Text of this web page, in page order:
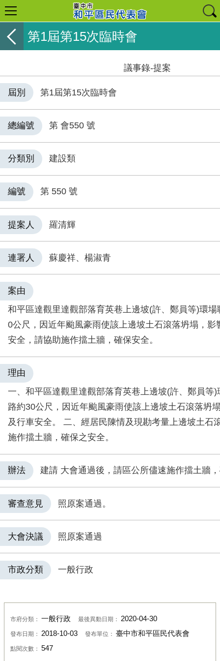
第1屆第15次臨時會
議事錄-提案
屆別 第1屆第15次臨時會
總編號 第 會550 號
分類別 建設類
編號 第 550 號
提案人 羅清輝
連署人 蘇慶祥、楊淑青
案由
和平區達觀里達觀部落育英巷上邊坡(許、鄭員等)環
0公尺，因近年颱風豪雨使該上邊坡土石滾落坍塌，影
安全，請協助施作擋土牆，確保安全。
理由
一、和平區達觀里達觀部落育英巷上邊坡(許、鄭員等
路約30公尺，因近年颱風豪雨使該上邊坡土石滾落坍
及行車安全。 二、經居民陳情及現勘考量上邊坡土石
施作擋土牆，確保之安全。
辦法 建請 大會通過後，請區公所儘速施作擋土牆
審查意見 照原案通過。
大會決議 照原案通過
市政分類 一般行政
市府分類： 一般行政 最後異動日期： 2020-04-30
發布日期： 2018-10-03 發布單位： 臺中市和平區民代表會
點閱次數： 547